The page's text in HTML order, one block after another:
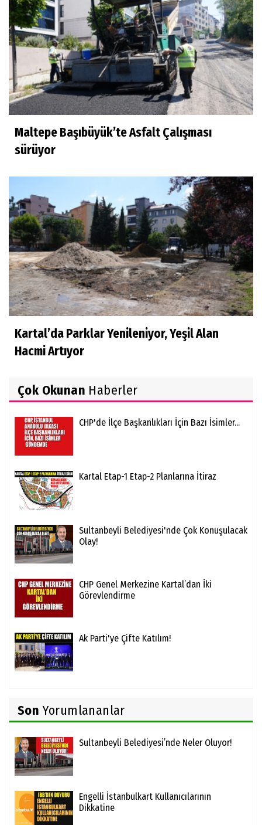
Maltepe Başıbüyük’te Asfalt Çalışması
sürüyor
Kartal’da Parklar Yenileniyor, Yeşil Alan
Hacmi Artıyor
Çok Okunan Haberler
CHP'de İlçe Başkanlıkları İçin Bazı İsimler...
Kartal Etap-1 Etap-2 Planlarına İtiraz
Sultanbeyli Belediyesi'nde Çok Konuşulacak
Olay!
CHP Genel Merkezine Kartal’dan İki
Görevlendirme
Ak Parti'ye Çifte Katılım!
Son Yorumlananlar
Sultanbeyli Belediyesi’nde Neler Oluyor!
Engelli İstanbulkart Kullanıcılarının
Dikkatine